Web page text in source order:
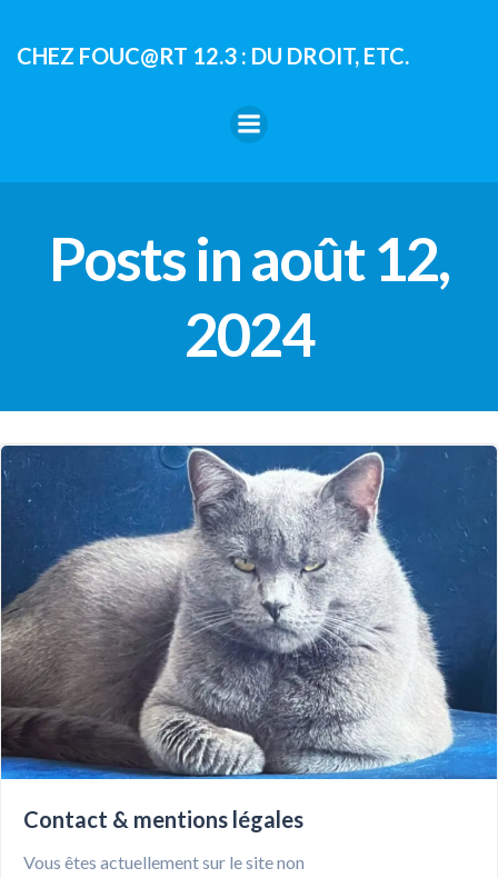
contenu
CHEZ FOUC@RT 12.3 : DU DROIT, ETC.
Posts in août 12,
2024
Contact & mentions légales
Vous êtes actuellement sur le site non